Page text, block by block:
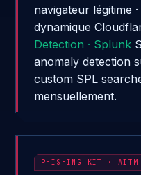
navigateur légitime
dynamique
Detection · Splunk
anomaly detection
custom SPL
mensuellement.
PHISHING KIT · AITM